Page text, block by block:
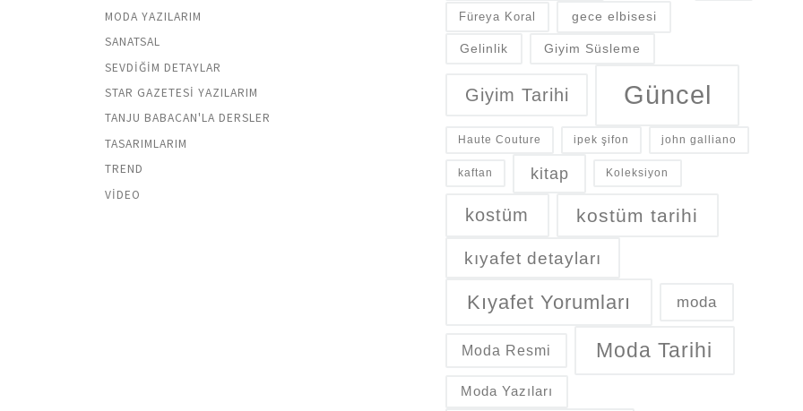
MODA YAZILARIM
SANATSAL
SEVDIĞIM DETAYLAR
STAR GAZETESI YAZILARIM
TANJU BABACAN'LA DERSLER
TASARIMLARIM
TREND
VIDEO
Füreya Koral gece elbisesi
Gelinlik Giyim Süsleme
Giyim Tarihi Güncel
Haute Couture ipek şifon john galliano
kaftan kitap Koleksiyon
kostüm kostüm tarihi
kıyafet detayları
Kıyafet Yorumları moda
Moda Resmi Moda Tarihi
Moda Yazıları